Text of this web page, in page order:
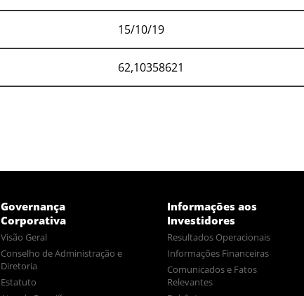
15/10/19
62,10358621
Governança
Corporativa
Visão Geral
Conselho de Administração e
Diretoria
Estatuto
Informações aos
Investidores
Resultados Operacionais
Informações Financeiras
Comunicados e Fatos
Relevantes